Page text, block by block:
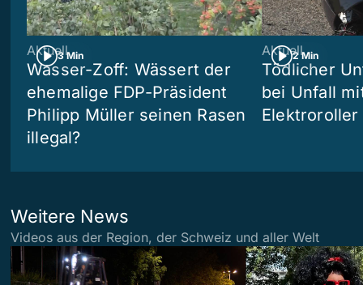
3 Min
Aktuell
Wasser-Zoff: Wässert der
ehemalige FDP-Präsident
Philipp Müller seinen Rasen
illegal?
2 Min
Aktuell
Tödlicher
bei Unfall
Elektroroller
Weitere News
Videos aus der Region, der Schweiz und aller Welt